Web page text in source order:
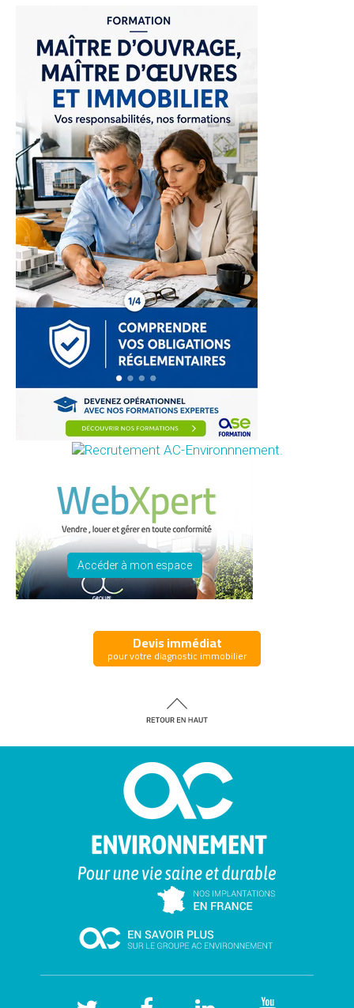
Accéder à mon espace
Devis immédiat
pour votre diagnostic immobilier